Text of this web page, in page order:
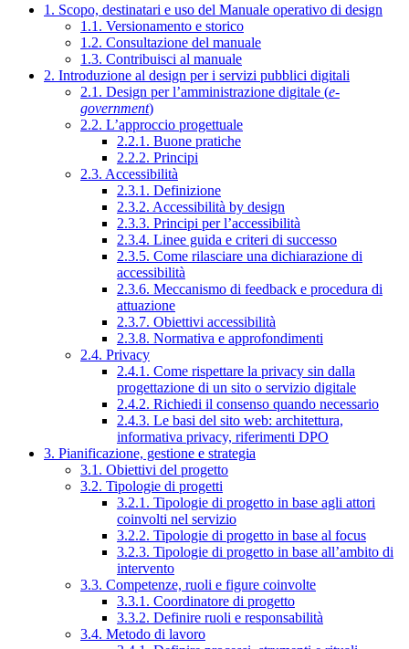
1. Scopo, destinatari e uso del Manuale operativo di design
1.1. Versionamento e storico
1.2. Consultazione del manuale
1.3. Contribuisci al manuale
2. Introduzione al design per i servizi pubblici digitali
2.1. Design per l’amministrazione digitale (e-
government)
2.2. L’approccio progettuale
2.2.1. Buone pratiche
2.2.2. Principi
2.3. Accessibilità
2.3.1. Definizione
2.3.2. Accessibilità by design
2.3.3. Principi per l’accessibilità
2.3.4. Linee guida e criteri di successo
2.3.5. Come rilasciare una dichiarazione di
accessibilità
2.3.6. Meccanismo di feedback e procedura di
attuazione
2.3.7. Obiettivi accessibilità
2.3.8. Normativa e approfondimenti
2.4. Privacy
2.4.1. Come rispettare la privacy sin dalla
progettazione di un sito o servizio digitale
2.4.2. Richiedi il consenso quando necessario
2.4.3. Le basi del sito web: architettura,
informativa privacy, riferimenti DPO
3. Pianificazione, gestione e strategia
3.1. Obiettivi del progetto
3.2. Tipologie di progetti
3.2.1. Tipologie di progetto in base agli attori
coinvolti nel servizio
3.2.2. Tipologie di progetto in base al focus
3.2.3. Tipologie di progetto in base all’ambito di
intervento
3.3. Competenze, ruoli e figure coinvolte
3.3.1. Coordinatore di progetto
3.3.2. Definire ruoli e responsabilità
3.4. Metodo di lavoro